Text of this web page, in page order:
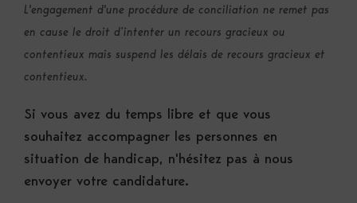
L'engagement d'une procédure de conciliation ne remet pas
en cause le droit d’intenter un recours gracieux ou
contentieux mais suspend les délais de recours gracieux et
contentieux.
Si vous avez du temps libre et que vous
souhaitez accompagner les personnes en
situation de handicap, n'hésitez pas à nous
envoyer votre candidature.